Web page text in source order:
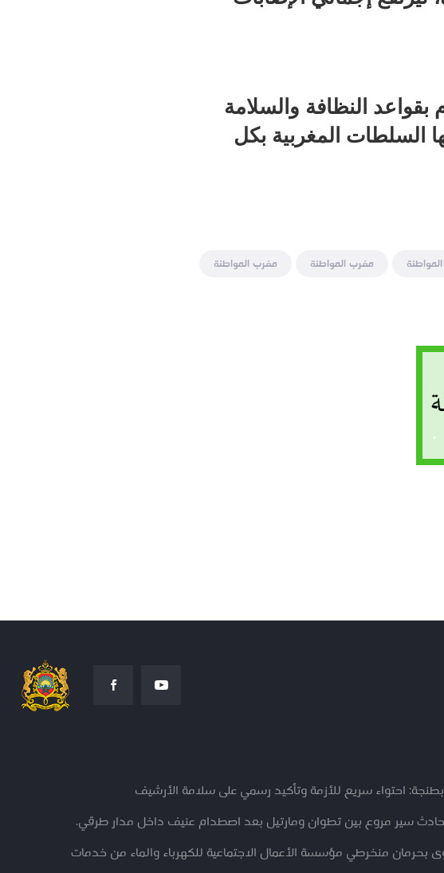
بقواعد النظافة والسلامة
السلطات المغربية بكل
مغرب المواطنة
مغرب المواطنة
بطنجة: احتواء سريع للأزمة وتأكيد رسمي على سلامة الأرشيف
سير مروع بين تطوان ومارتيل بعد اصطدام عنيف داخل مدار طرقي.
منخرطي مؤسسة الأعمال الاجتماعية للكهرباء والماء من خدمات